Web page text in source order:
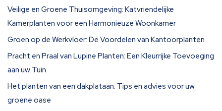
Veilige en Groene Thuisomgeving: Katvriendelijke
Kamerplanten voor een Harmonieuze Woonkamer
Groen op de Werkvloer: De Voordelen van Kantoorplanten
Pracht en Praal van Lupine Planten: Een Kleurrijke Toevoeging
aan uw Tuin
Het planten van een dakplataan: Tips en advies voor uw
groene oase